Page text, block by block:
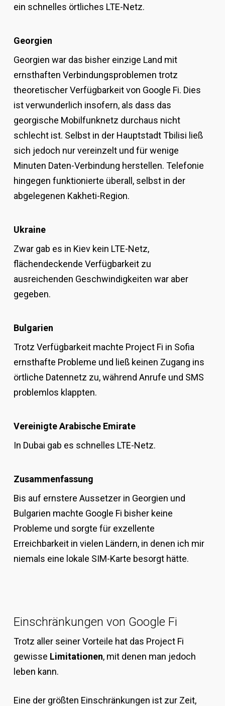
ein schnelles örtliches LTE-Netz.
Georgien
Georgien war das bisher einzige Land mit
ernsthaften Verbindungsproblemen trotz
theoretischer Verfügbarkeit von Google Fi. Dies
ist verwunderlich insofern, als dass das
georgische Mobilfunknetz durchaus nicht
schlecht ist. Selbst in der Hauptstadt Tbilisi ließ
sich jedoch nur vereinzelt und für wenige
Minuten Daten-Verbindung herstellen. Telefonie
hingegen funktionierte überall, selbst in der
abgelegenen Kakheti-Region.
Ukraine
Zwar gab es in Kiev kein LTE-Netz,
flächendeckende Verfügbarkeit zu
ausreichenden Geschwindigkeiten war aber
gegeben.
Bulgarien
Trotz Verfügbarkeit machte Project Fi in Sofia
ernsthafte Probleme und ließ keinen Zugang ins
örtliche Datennetz zu, während Anrufe und SMS
problemlos klappten.
Vereinigte Arabische Emirate
In Dubai gab es schnelles LTE-Netz.
Zusammenfassung
Bis auf ernstere Aussetzer in Georgien und
Bulgarien machte Google Fi bisher keine
Probleme und sorgte für exzellente
Erreichbarkeit in vielen Ländern, in denen ich mir
niemals eine lokale SIM-Karte besorgt hätte.
Einschränkungen von Google Fi
Trotz aller seiner Vorteile hat das Project Fi
gewisse Limitationen, mit denen man jedoch
leben kann.
Eine der größten Einschränkungen ist zur Zeit,